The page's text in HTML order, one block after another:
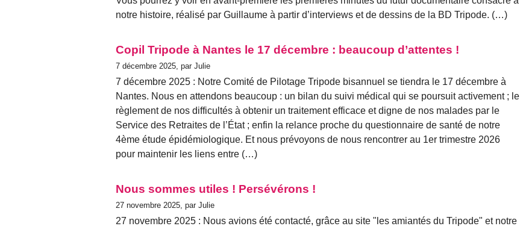
notre histoire, réalisé par Guillaume à partir d’interviews et de dessins de la BD Tripode. (…)
Copil Tripode à Nantes le 17 décembre : beaucoup d’attentes !
7 décembre 2025, par Julie
7 décembre 2025 : Notre Comité de Pilotage Tripode bisannuel se tiendra le 17 décembre à
Nantes. Nous en attendons beaucoup : un bilan du suivi médical qui se poursuit activement ; le
règlement de nos difficultés à obtenir un traitement efficace et digne de nos malades par le
Service des Retraites de l’État ; enfin la relance proche du questionnaire de santé de notre
4ème étude épidémiologique. Et nous prévoyons de nous rencontrer au 1er trimestre 2026
pour maintenir les liens entre (…)
Nous sommes utiles ! Persévérons !
27 novembre 2025, par Julie
27 novembre 2025 : Nous avions été contacté, grâce au site "les amiantés du Tripode" et notre